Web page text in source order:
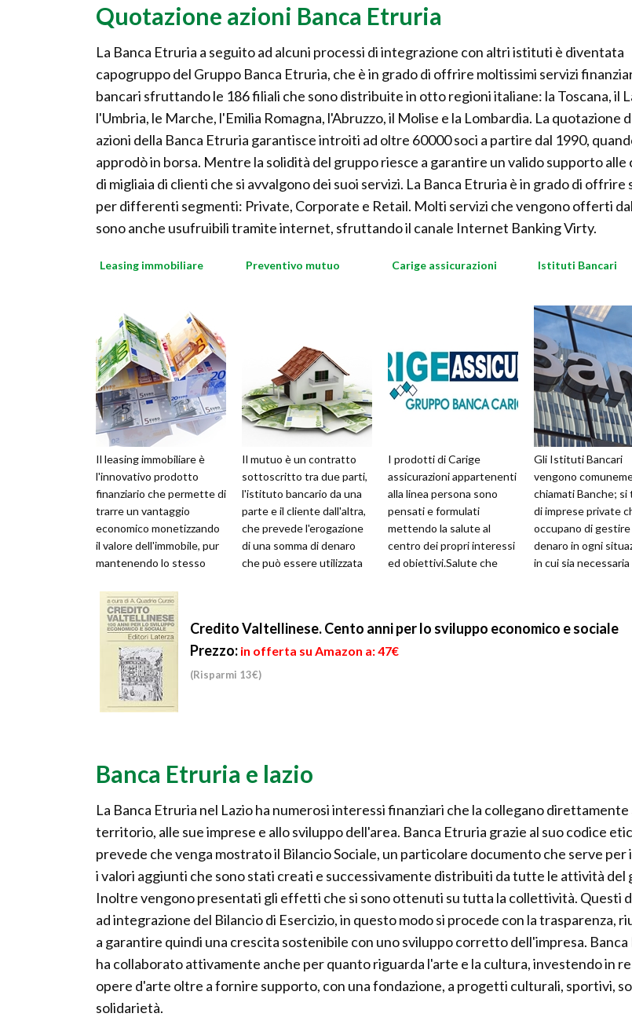
Quotazione azioni Banca Etruria
La Banca Etruria a seguito ad alcuni processi di integrazione con altri istituti è diventata
capogruppo del Gruppo Banca Etruria, che è in grado di offrire moltissimi servizi
bancari sfruttando le 186 filiali che sono distribuite in otto regioni italiane: la Toscana, il
l'Umbria, le Marche, l'Emilia Romagna, l'Abruzzo, il Molise e la Lombardia. La quotazione
azioni della Banca Etruria garantisce introiti ad oltre 60000 soci a partire dal 1990,
approdò in borsa. Mentre la solidità del gruppo riesce a garantire un valido supporto alle
di migliaia di clienti che si avvalgono dei suoi servizi. La Banca Etruria è in grado di offrire
per differenti segmenti: Private, Corporate e Retail. Molti servizi che vengono offerti
sono anche usufruibili tramite internet, sfruttando il canale Internet Banking Virty.
Leasing immobiliare
Il leasing immobiliare è
l'innovativo prodotto
finanziario che permette di
trarre un vantaggio
economico monetizzando
il valore dell'immobile, pur
mantenendo lo stesso
vie...
Preventivo mutuo
Il mutuo è un contratto
sottoscritto tra due parti,
l'istituto bancario da una
parte e il cliente dall'altra,
che prevede l'erogazione
di una somma di denaro
che può essere utilizzata
Carige assicurazioni
I prodotti di Carige
assicurazioni appartenenti
alla linea persona sono
pensati e formulati
mettendo la salute al
centro dei propri interessi
ed obiettivi.Salute che
Istituti Bancari
Gli Istituti Bancari
vengono
chiamati Banche;
di imprese private
occupano di gestire
denaro in ogni
in cui sia necessaria
Credito Valtellinese. Cento anni per lo sviluppo economico e sociale
Prezzo: in offerta su Amazon a: 47€
(Risparmi 13€)
Banca Etruria e lazio
La Banca Etruria nel Lazio ha numerosi interessi finanziari che la collegano direttamente
territorio, alle sue imprese e allo sviluppo dell'area. Banca Etruria grazie al suo codice
prevede che venga mostrato il Bilancio Sociale, un particolare documento che serve per
i valori aggiunti che sono stati creati e successivamente distribuiti da tutte le attività del
Inoltre vengono presentati gli effetti che si sono ottenuti su tutta la collettività. Questi
ad integrazione del Bilancio di Esercizio, in questo modo si procede con la trasparenza,
a garantire quindi una crescita sostenibile con uno sviluppo corretto dell'impresa.
ha collaborato attivamente anche per quanto riguarda l'arte e la cultura, investendo in
opere d'arte oltre a fornire supporto, con una fondazione, a progetti culturali, sportivi,
solidarietà.